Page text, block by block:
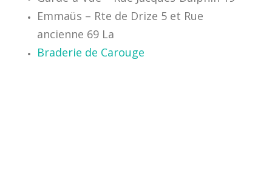
Emmaüs – Rte de Drize 5 et Rue
ancienne 69 La
Braderie de Carouge